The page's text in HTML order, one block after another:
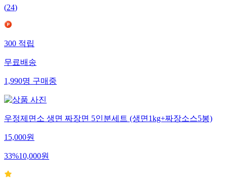
(24)
300적립
무료배송
1,990명구매중
우정제면소 생면 짜장면 5인분세트 (생면1kg+짜장소스5봉)
15,000원
33%10,000원